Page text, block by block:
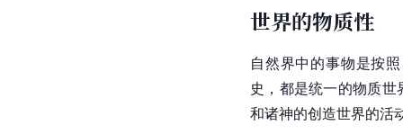
世界的物质性
自然界中的事物是按
史，都是统一的物质世
和诸神的创造世界的活